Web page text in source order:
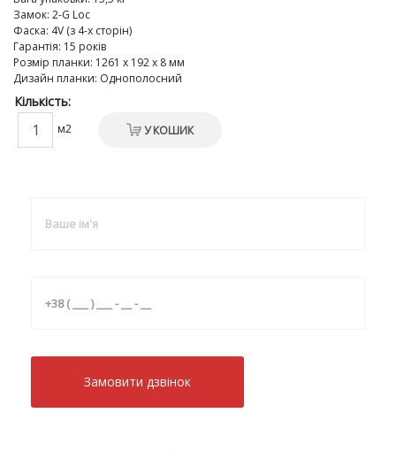
Замок: 2-G Loc
Фаска: 4V (з 4-х сторін)
Гарантія: 15 років
Розмір планки: 1261 х 192 х 8 мм
Дизайн планки: Однополосний
Кількість:
м2 У КОШИК
Замовити дзвiнок